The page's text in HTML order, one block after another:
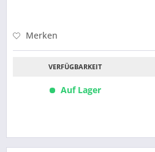
Merken
VERFÜGBARKEIT
Auf Lager